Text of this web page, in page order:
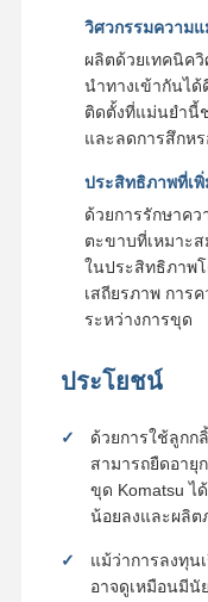
วิศวกรรมความ
ผลิตด้วยเทคนิค
นำทางเข้ากันไ
ติดตั้งที่แม่นยำนี้
และลดการสึกห
ประสิทธิภาพที่เ
ด้วยการรักษาค
ตะขาบที่เหมาะ
ในประสิทธิภาพ
เสถียรภาพ การ
ระหว่างการขุด
ประโยชน์
ด้วยการใช้ลูก
สามารถยืดอายุ
ขุด Komatsu ไ
น้อยลงและผลิ
แม้ว่าการลงทุน
อาจดูเหมือนมี